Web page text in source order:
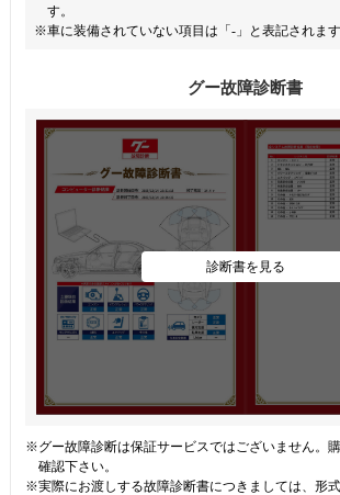
す。
※車に装備されていない項目は「-」と表記されます
グー故障診断書
診断書を見る
※グー故障診断は保証サービスではございません。
確認下さい。
※実際にお渡しする故障診断書につきましては、形